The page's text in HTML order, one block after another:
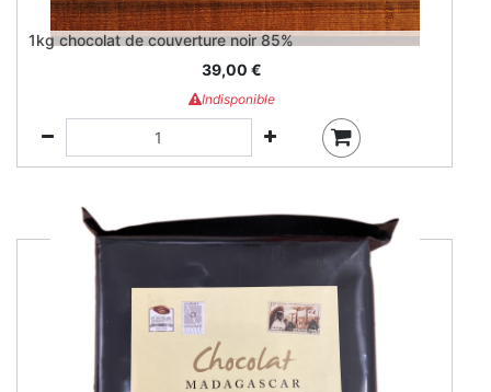
1kg chocolat de couverture noir 85%
39,00 €
Indisponible